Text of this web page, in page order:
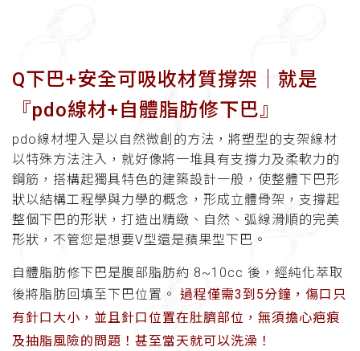
Q下巴+安全可吸收材質撐架│就是
『pdo線材+自體脂肪修下巴』
pdo線材埋入是以自然微創的方法，將塑型的支架線材
以特殊方法注入，就好像將一堆具有支撐力及柔軟力的
鋼筋，搭構起獨具特色的建築設計一般，使整體下巴形
狀以結構工程學與力學的概念，形成立體骨架，支撐起
整個下巴的形狀，打造出精緻、自然、弧線滑順的完美
形狀，不管您是想要V型還是蘋果型下巴。
自體脂肪修下巴是腹部脂肪約 8~10cc 後，經純化萃取
後將脂肪回填至下巴位置。 過程僅需3到5分鐘，傷口只
有針口大小，並且針口位置在肚臍部位，無須擔心疤痕
及抽脂風險的問題！甚至當天就可以洗澡！